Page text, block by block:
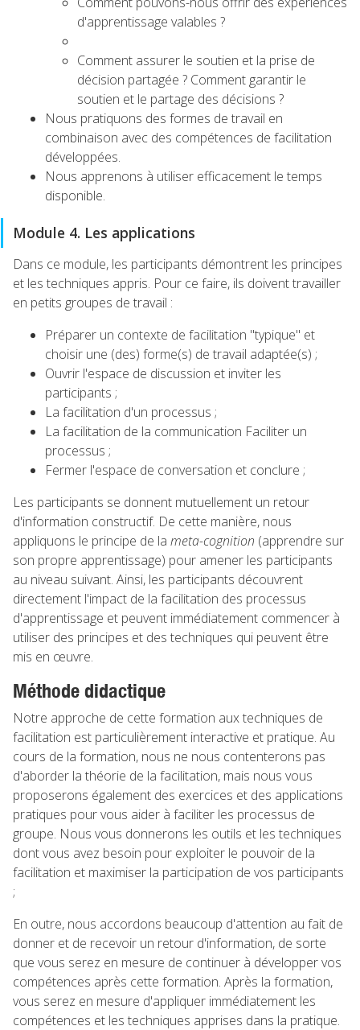
d'apprentissage valables ?
Comment assurer le soutien et la prise de
décision partagée ? Comment garantir le
soutien et le partage des décisions ?
Nous pratiquons des formes de travail en
combinaison avec des compétences de facilitation
développées.
Nous apprenons à utiliser efficacement le temps
disponible.
Module 4. Les applications
Dans ce module, les participants démontrent les principes
et les techniques appris. Pour ce faire, ils doivent travailler
en petits groupes de travail :
Préparer un contexte de facilitation "typique" et
choisir une (des) forme(s) de travail adaptée(s) ;
Ouvrir l'espace de discussion et inviter les
participants ;
La facilitation d'un processus ;
La facilitation de la communication Faciliter un
processus ;
Fermer l'espace de conversation et conclure ;
Les participants se donnent mutuellement un retour
d'information constructif. De cette manière, nous
appliquons le principe de la meta-cognition (apprendre sur
son propre apprentissage) pour amener les participants
au niveau suivant. Ainsi, les participants découvrent
directement l'impact de la facilitation des processus
d'apprentissage et peuvent immédiatement commencer à
utiliser des principes et des techniques qui peuvent être
mis en œuvre.
Méthode didactique
Notre approche de cette formation aux techniques de
facilitation est particulièrement interactive et pratique. Au
cours de la formation, nous ne nous contenterons pas
d'aborder la théorie de la facilitation, mais nous vous
proposerons également des exercices et des applications
pratiques pour vous aider à faciliter les processus de
groupe. Nous vous donnerons les outils et les techniques
dont vous avez besoin pour exploiter le pouvoir de la
facilitation et maximiser la participation de vos participants
;
En outre, nous accordons beaucoup d'attention au fait de
donner et de recevoir un retour d'information, de sorte
que vous serez en mesure de continuer à développer vos
compétences après cette formation. Après la formation,
vous serez en mesure d'appliquer immédiatement les
compétences et les techniques apprises dans la pratique.